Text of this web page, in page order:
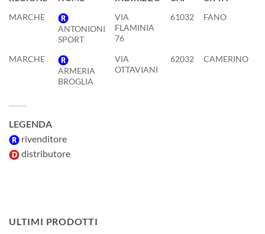
NOME
MARCHE
ANTONIONI
SPORT
VIA
FLAMINIA
76
61032 FANO
MARCHE
ARMERIA
BROGLIA
VIA
OTTAVIANI
62032 CAMERINO
LEGENDA
rivenditore
distributore
ULTIMI PRODOTTI